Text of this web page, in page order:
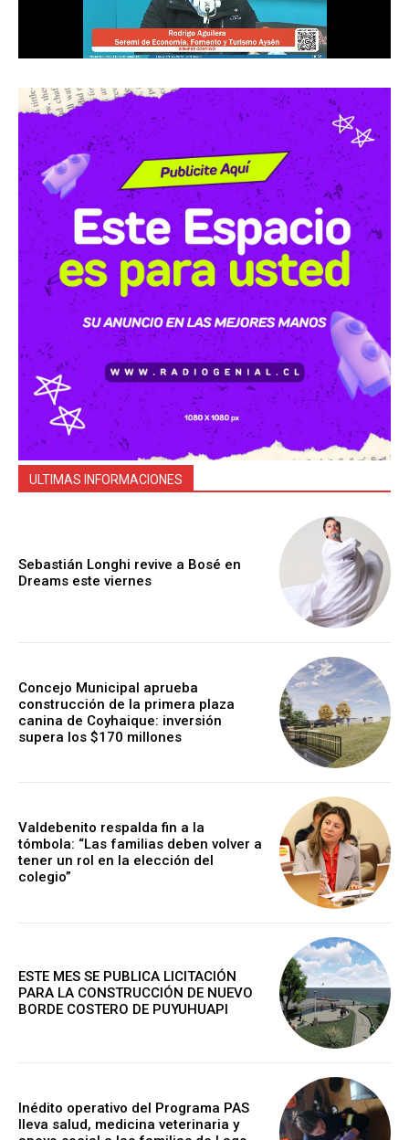
ULTIMAS INFORMACIONES
Sebastián Longhi revive a Bosé en
Dreams este viernes
Concejo Municipal aprueba
construcción de la primera plaza
canina de Coyhaique: inversión
supera los $170 millones
Valdebenito respalda fin a la
tómbola: “Las familias deben volver a
tener un rol en la elección del
colegio”
ESTE MES SE PUBLICA LICITACIÓN
PARA LA CONSTRUCCIÓN DE NUEVO
BORDE COSTERO DE PUYUHUAPI
Inédito operativo del Programa PAS
lleva salud, medicina veterinaria y